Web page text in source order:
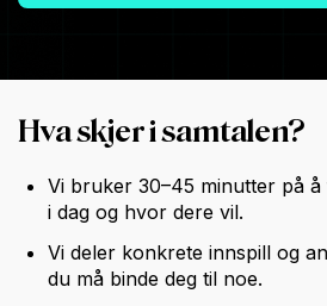
Hva skjer i samtalen?
Vi bruker 30–45 minutter på
i dag og hvor dere vil.
Vi deler konkrete innspill og
du må binde deg til noe.